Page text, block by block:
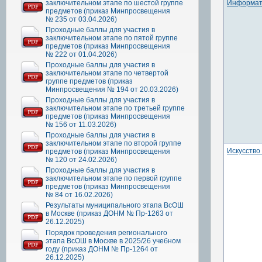
заключительном этапе по шестой группе
предметов (приказ Минпросвещения
№ 235 от 03.04.2026)
Проходные баллы для участия в
заключительном этапе по пятой группе
предметов (приказ Минпросвещения
№ 222 от 01.04.2026)
Проходные баллы для участия в
заключительном этапе по четвертой
группе предметов (приказ
Минпросвещения № 194 от 20.03.2026)
Проходные баллы для участия в
заключительном этапе по третьей группе
предметов (приказ Минпросвещения
№ 156 от 11.03.2026)
Проходные баллы для участия в
заключительном этапе по второй группе
предметов (приказ Минпросвещения
№ 120 от 24.02.2026)
Проходные баллы для участия в
заключительном этапе по первой группе
предметов (приказ Минпросвещения
№ 84 от 16.02.2026)
Результаты муниципального этапа ВсОШ
в Москве (приказ ДОНМ № Пр-1263 от
26.12.2025)
Порядок проведения регионального
этапа ВсОШ в Москве в 2025/26 учебном
году (приказ ДОНМ № Пр-1264 от
26.12.2025)